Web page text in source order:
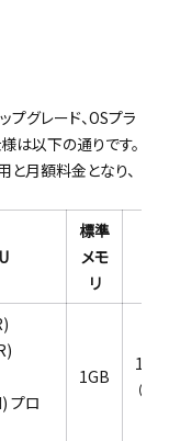
プグレード、OSプラ
は以下の通りです。
月額料金となり、
標準
メモ
リ
プロ
1GB
（